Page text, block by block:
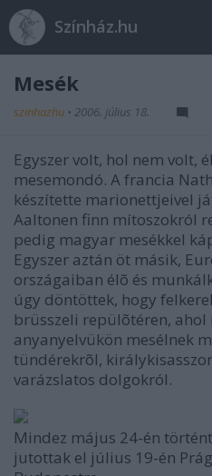
Színház.hu
Mesék
szinhazhu • 2006. július 18.
Egyszer volt, hol nem volt,
mesemondó. A francia
készítette marionettjeivel
Aaltonen finn mítoszokról
pedig magyar mesékkel
Egyszer aztán öt másik,
országaiban élõ és
úgy döntöttek, hogy
brüsszeli repülõtéren,
anyanyelvükön mesélnek
tündérekrõl,
varázslatos dolgokról.
Mindez május 24-én
jutottak el július 19-én